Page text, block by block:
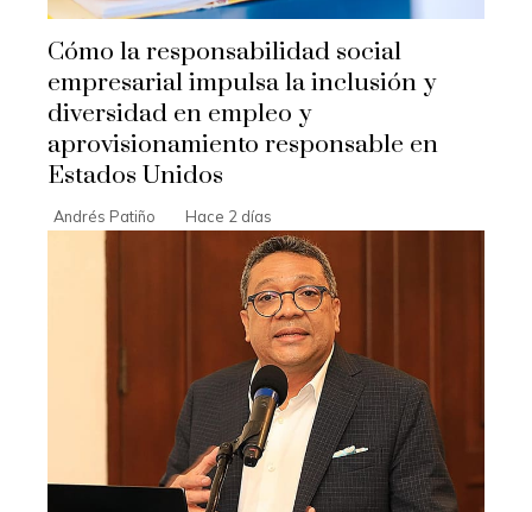
Cómo la responsabilidad social
empresarial impulsa la inclusión y
diversidad en empleo y
aprovisionamiento responsable en
Estados Unidos
Andrés Patiño Hace 2 días